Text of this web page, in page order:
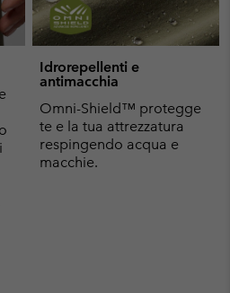
Idrorepellenti e
antimacchia
Omni-Shield™ protegge
te e la tua attrezzatura
respingendo acqua e
macchie.